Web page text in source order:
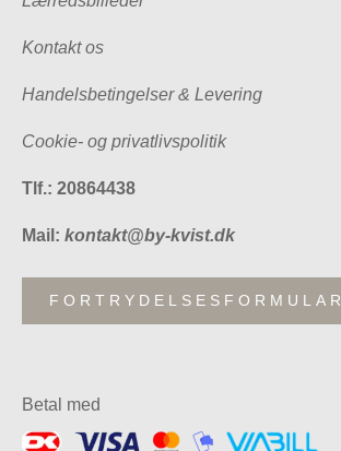
Kontakt os
Handelsbetingelser & Levering
Cookie- og privatlivspolitik
Tlf.: 20864438
Mail: kontakt@by-kvist.dk
FORTRYDELSESFORMULAR
Betal med